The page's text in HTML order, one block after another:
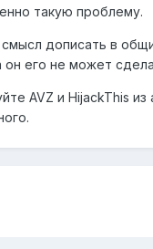
такую проблему.
дописать в
он его не может
AVZ и HijackThis